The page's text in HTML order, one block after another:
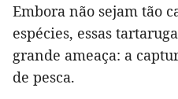
Embora não sejam tão
espécies, essas
grande ameaça: a
de pesca.